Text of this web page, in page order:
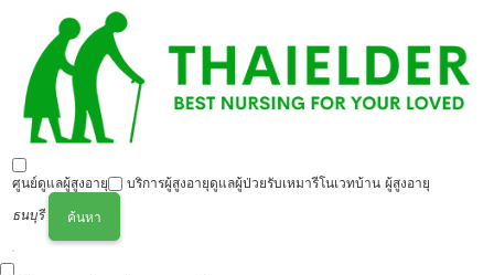
ศูนย์ดูแลผู้สูงอายุ บริการผู้สูงอายุดูแลผู้ป่วยรับเหมารีโนเวทบ้าน ผู้สูงอายุ
ธนบุรี
ค้นหา